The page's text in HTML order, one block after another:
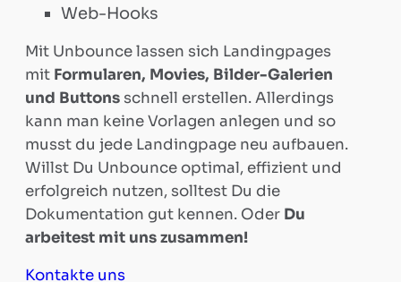
Web-Hooks
Mit Unbounce lassen sich Landingpages
mit Formularen, Movies, Bilder-Galerien
und Buttons schnell erstellen. Allerdings
kann man keine Vorlagen anlegen und so
musst du jede Landingpage neu aufbauen.
Willst Du Unbounce optimal, effizient und
erfolgreich nutzen, solltest Du die
Dokumentation gut kennen. Oder Du
arbeitest mit uns zusammen!
Kontakte uns
Matomo
Support
Matomo
Beratung
TYPO3